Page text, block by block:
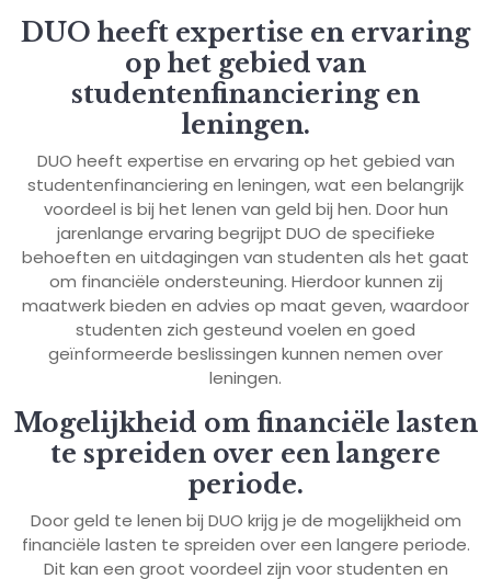
DUO heeft expertise en ervaring
op het gebied van
studentenfinanciering en
leningen.
DUO heeft expertise en ervaring op het gebied van
studentenfinanciering en leningen, wat een belangrijk
voordeel is bij het lenen van geld bij hen. Door hun
jarenlange ervaring begrijpt DUO de specifieke
behoeften en uitdagingen van studenten als het gaat
om financiële ondersteuning. Hierdoor kunnen zij
maatwerk bieden en advies op maat geven, waardoor
studenten zich gesteund voelen en goed
geïnformeerde beslissingen kunnen nemen over
leningen.
Mogelijkheid om financiële lasten
te spreiden over een langere
periode.
Door geld te lenen bij DUO krijg je de mogelijkheid om
financiële lasten te spreiden over een langere periode.
Dit kan een groot voordeel zijn voor studenten en